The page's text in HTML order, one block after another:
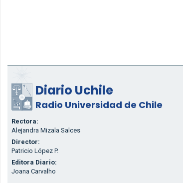
Diario Uchile
Radio Universidad de Chile
Rectora:
Alejandra Mizala Salces
Director:
Patricio López P.
Editora Diario:
Joana Carvalho